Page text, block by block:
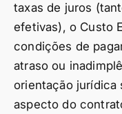
taxas de juros
efetivas), o Custo
condições de
atraso ou
orientação jurídica
aspecto do